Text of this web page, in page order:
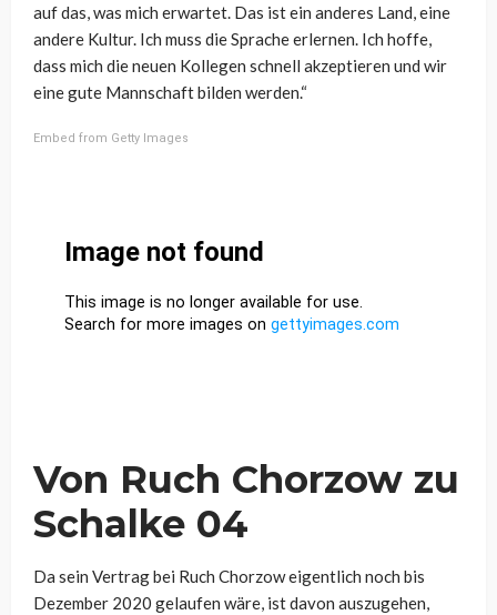
auf das, was mich erwartet. Das ist ein anderes Land, eine
andere Kultur. Ich muss die Sprache erlernen. Ich hoffe,
dass mich die neuen Kollegen schnell akzeptieren und wir
eine gute Mannschaft bilden werden.“
Embed from Getty Images
Von Ruch Chorzow zu
Schalke 04
Da sein Vertrag bei Ruch Chorzow eigentlich noch bis
Dezember 2020 gelaufen wäre, ist davon auszugehen,